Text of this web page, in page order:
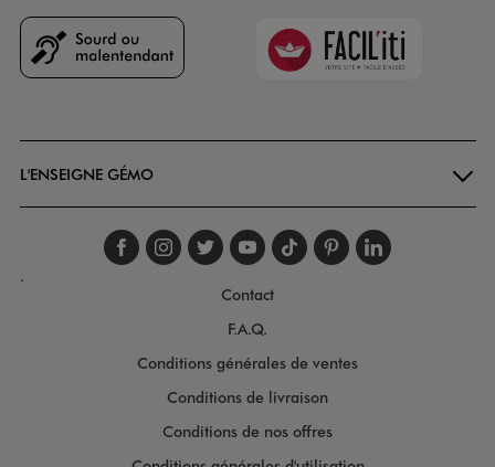
Faciliti
L'ENSEIGNE GÉMO
Suivez-nous sur
Suivez-nous sur
Suivez-nous sur
Suivez-nous
Suivez-nous
Suivez-
.
Contact
F.A.Q.
Conditions générales de ventes
Conditions de livraison
Conditions de nos offres